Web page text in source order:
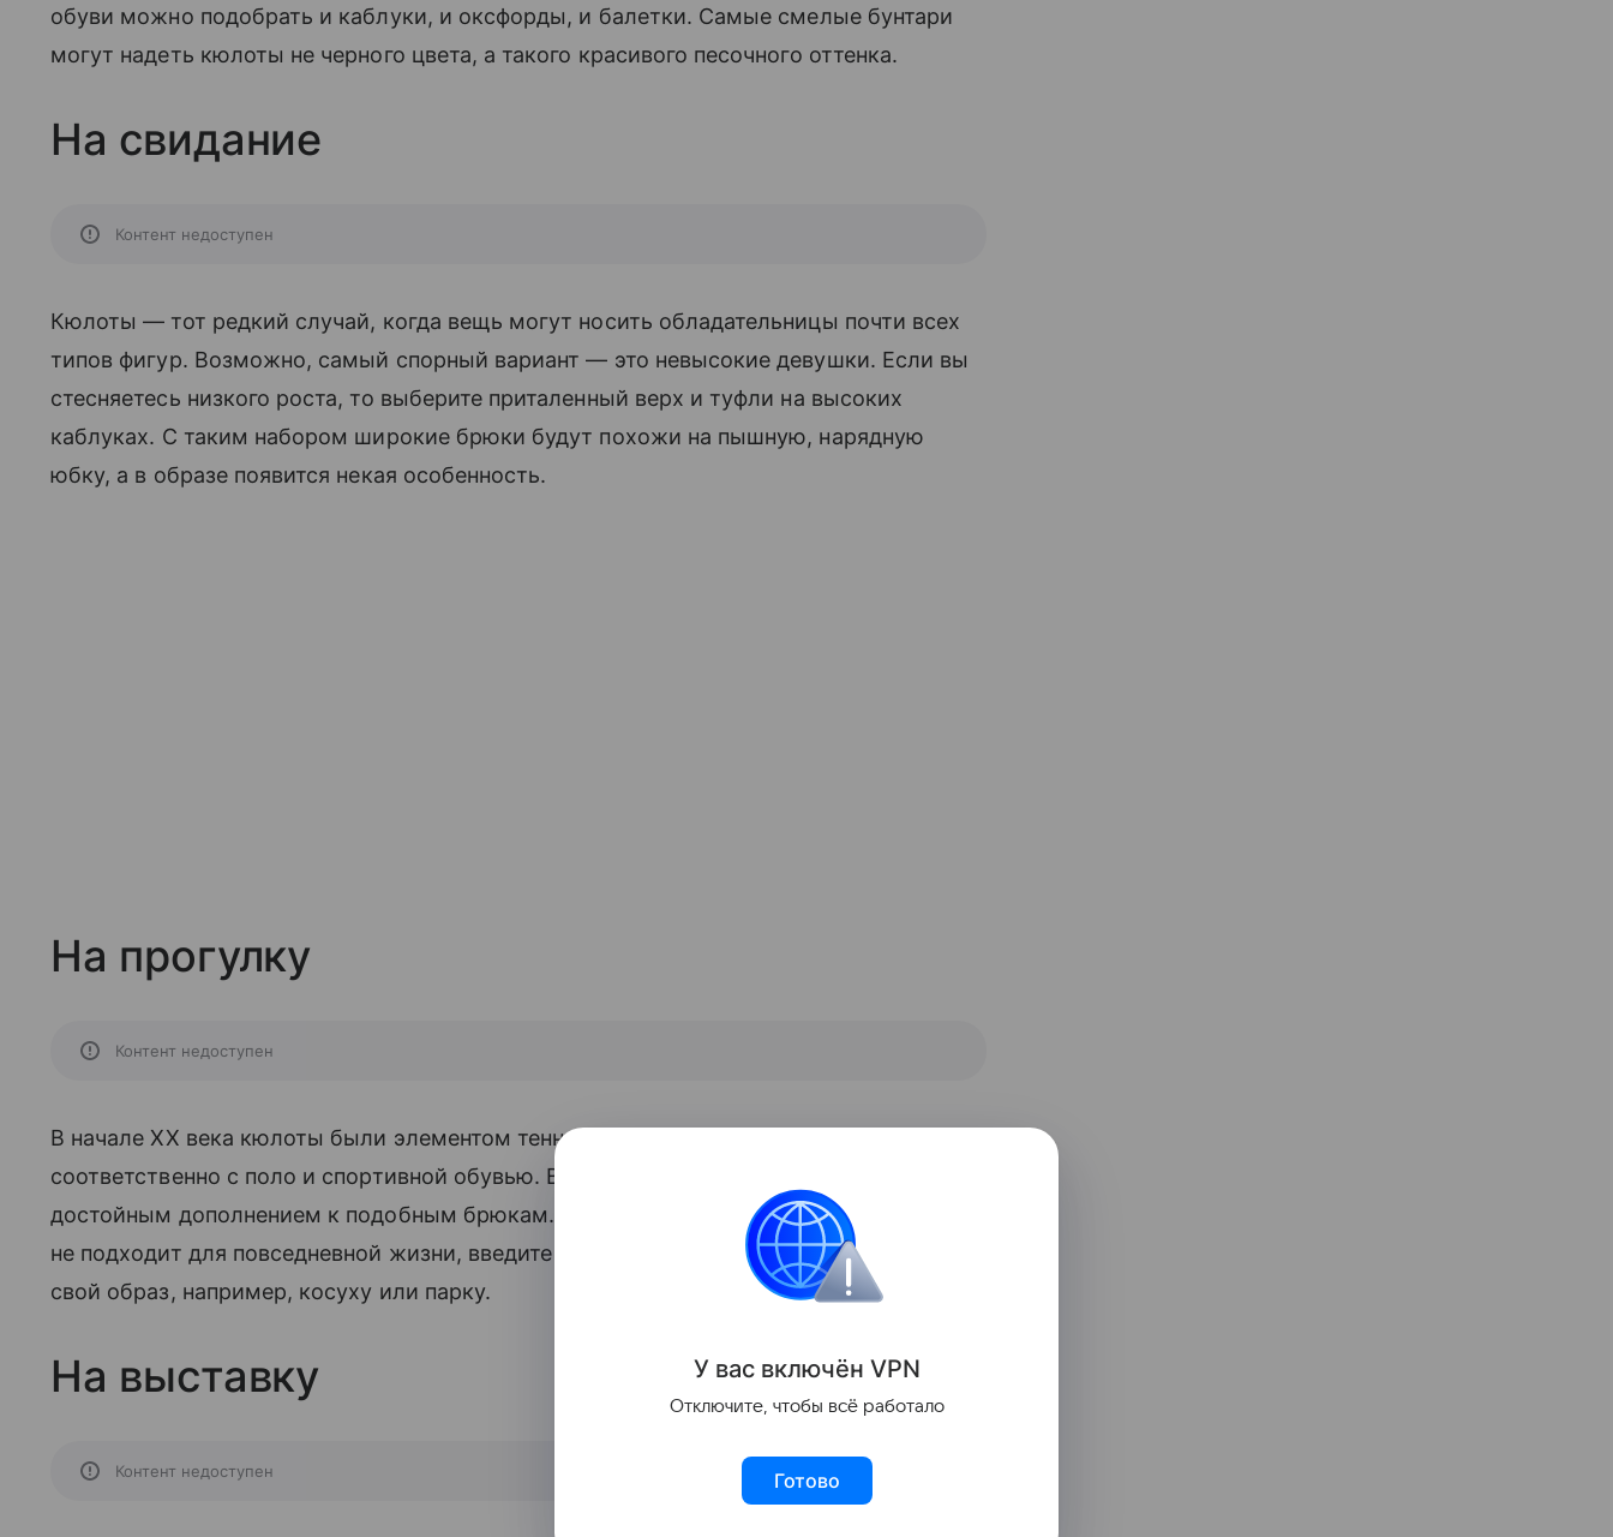
обуви можно подобрать и каблуки, и оксфорды, и балетки. Самые смелые бунтари
могут надеть кюлоты не черного цвета, а такого красивого песочного оттенка.
На свидание
Контент недоступен
Кюлоты — тот редкий случай, когда вещь могут носить обладательницы почти всех
типов фигур. Возможно, самый спорный вариант — это невысокие девушки. Если вы
стесняетесь низкого роста, то выберите приталенный верх и туфли на высоких
каблуках. С таким набором широкие брюки будут похожи на пышную, нарядную
юбку, а в образе появится некая особенность.
На прогулку
Контент недоступен
В начале XX века кюлоты были элементом теннисной униформы, и носили их
соответственно с поло и спортивной обувью. В наши дни кроссовки также станут
достойным дополнением к подобным брюкам. Если думаете, что подобное сочетание
не подходит для повседневной жизни, введите какой-нибудь нейтральный элемент в
свой образ, например, косуху или парку.
На выставку
Контент недоступен
У вас включён VPN
Отключите, чтобы всё работало
Готово